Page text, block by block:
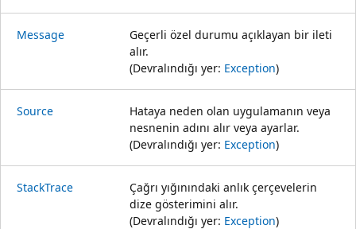
Message
Geçerli özel durumu açıklayan bir ileti
alır.
(Devralındığı yer: Exception)
Source
Hataya neden olan uygulamanın veya
nesnenin adını alır veya ayarlar.
(Devralındığı yer: Exception)
StackTrace
Çağrı yığınındaki anlık çerçevelerin
dize gösterimini alır.
(Devralındığı yer: Exception)